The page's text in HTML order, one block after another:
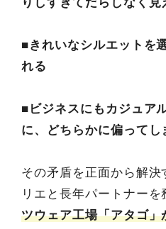
■きれいなシルエットを
れる
■ビジネスにもカジュア
に、どちらかに偏ってし
その矛盾を正面から解決
リエと長年パートナーを
ツウェア工場「アタゴ」